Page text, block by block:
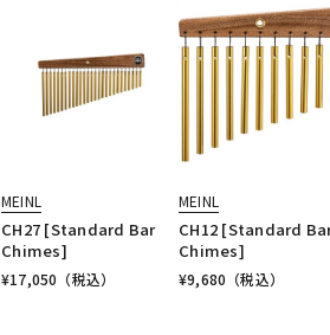
MEINL
CH27 [Standard Bar
Chimes]
¥17,050 （税込）
MEINL
CH12 [Standard
Chimes]
¥9,680 （税込）